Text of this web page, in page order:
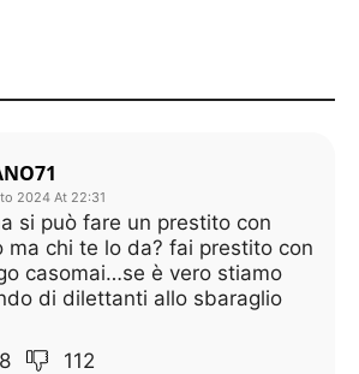
2024 At 22:31
si può fare un prestito con
ma chi te lo da? fai prestito con
casomai…se è vero stiamo
di dilettanti allo sbaraglio
112